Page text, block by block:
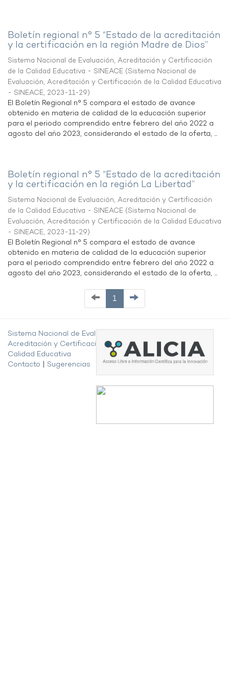
Boletín regional n° 5 “Estado de la acreditación
y la certificación en la región Madre de Dios”
Sistema Nacional de Evaluación, Acreditación y Certificación
de la Calidad Educativa - SINEACE (Sistema Nacional de
Evaluación, Acreditación y Certificación de la Calidad Educativa
- SINEACE, 2023-11-29)
El Boletín Regional n° 5 compara el estado de avance
obtenido en materia de calidad de la educación superior
para el periodo comprendido entre febrero del año 2022 a
agosto del año 2023, considerando el estado de la oferta, ...
Boletín regional n° 5 “Estado de la acreditación
y la certificación en la región La Libertad”
Sistema Nacional de Evaluación, Acreditación y Certificación
de la Calidad Educativa - SINEACE (Sistema Nacional de
Evaluación, Acreditación y Certificación de la Calidad Educativa
- SINEACE, 2023-11-29)
El Boletín Regional n° 5 compara el estado de avance
obtenido en materia de calidad de la educación superior
para el periodo comprendido entre febrero del año 2022 a
agosto del año 2023, considerando el estado de la oferta, ...
1
Sistema Nacional de Evaluación,
Acreditación y Certificación de la
Calidad Educativa
Contacto
Sugerencias